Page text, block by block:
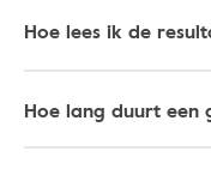
Hoe lees ik de
Hoe lang duurt een